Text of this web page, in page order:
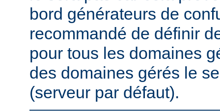
bord générateurs de
recommandé de définir
pour tous les domaines
des domaines gérés le
(serveur par défaut).